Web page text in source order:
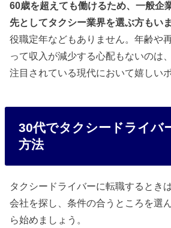
60歳を超えても働けるため、一般企
先としてタクシー業界を選ぶ方もい
役職定年などもありません。年齢や
って収入が減少する心配もないのは
注目されている現代において嬉しい
30代でタクシードライバ
方法
タクシードライバーに転職するとき
会社を探し、条件の合うところを選
ら始めましょう。